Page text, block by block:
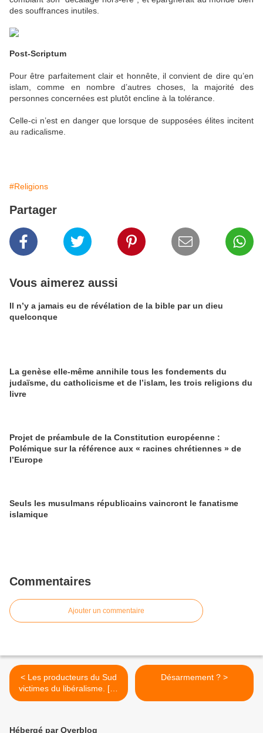
des souffrances inutiles.
Post-Scriptum
Pour être parfaitement clair et honnête, il convient de dire qu’en
islam, comme en nombre d’autres choses, la majorité des
personnes concernées est plutôt encline à la tolérance.
Celle-ci n’est en danger que lorsque de supposées élites incitent
au radicalisme.
#Religions
Partager
Vous aimerez aussi
Il n’y a jamais eu de révélation de la bible par un dieu
quelconque
La genèse elle-même annihile tous les fondements du
judaïsme, du catholicisme et de l’islam, les trois religions du
livre
Projet de préambule de la Constitution européenne :
Polémique sur la référence aux « racines chrétiennes » de
l’Europe
Seuls les musulmans républicains vaincront le fanatisme
islamique
Commentaires
Ajouter un commentaire
< Les producteurs du Sud
victimes du libéralisme. [Le
Monde, 29 septembre
Désarmement ? >
Hébergé par Overblog